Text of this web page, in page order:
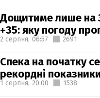
Дощитиме лише на
+35: яку погоду
2 серпня, 06:57 2691
Спека на початку
рекордні
1 серпня, 20:00 1538